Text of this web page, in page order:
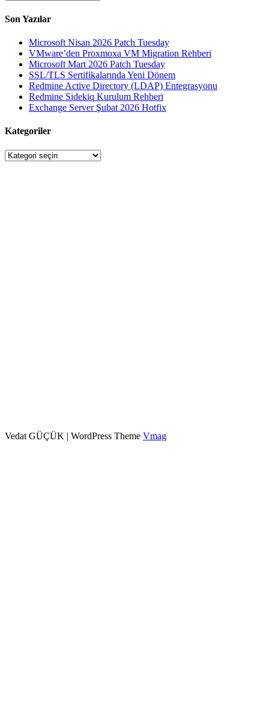
Son Yazılar
Microsoft Nisan 2026 Patch Tuesday
VMware’den Proxmoxa VM Migration Rehberi
Microsoft Mart 2026 Patch Tuesday
SSL/TLS Sertifikalarında Yeni Dönem
Redmine Active Directory (LDAP) Entegrasyonu
Redmine Sidekiq Kurulum Rehberi
Exchange Server Şubat 2026 Hotfix
Kategoriler
Kategoriler
Vedat GÜÇÜK | WordPress Theme Vmag